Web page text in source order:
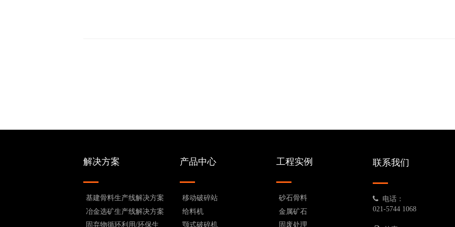
解决方案
基建骨料生产线解决方案
冶金选矿生产线解决方案
固弃物循环利用/环保生
产品中心
移动破碎站
给料机
颚式破碎机
工程实例
砂石骨料
金属矿石
固废处理
联系我们
电话：
021-5744 1068